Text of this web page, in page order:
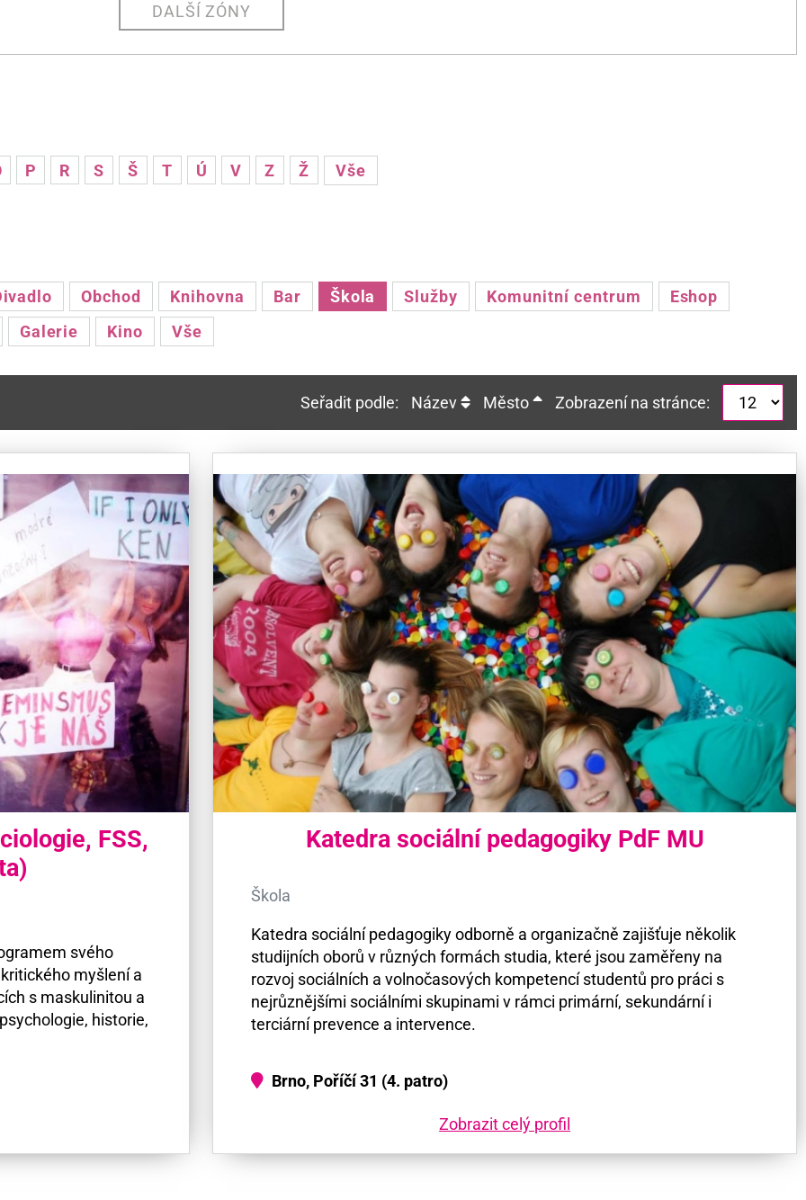
DALŠÍ ZÓNY
P R S Š T Ú V Z Ž Vše
Obchod Knihovna Bar Škola Služby Komunitní centrum
Eshop
Galerie
Kino Vše
Seřadit podle: Název Město Zobrazení na stránce:
FSS,
svého
myšlení a
s maskulinitou a
historie,
Katedra sociální pedagogiky PdF MU
Škola
Katedra sociální pedagogiky odborně a organizačně zajišťuje několik
studijních oborů v různých formách studia, které jsou zaměřeny na
rozvoj sociálních a volnočasových kompetencí studentů pro práci s
nejrůznějšími sociálními skupinami v rámci primární, sekundární i
terciární prevence a intervence.
Brno, Poříčí 31 (4. patro)
Zobrazit celý profil